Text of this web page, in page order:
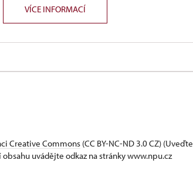
VÍCE INFORMACÍ
Creative Commons (CC BY-NC-ND 3.0 CZ) (Uveďte
uvádějte odkaz na stránky www.npu.cz